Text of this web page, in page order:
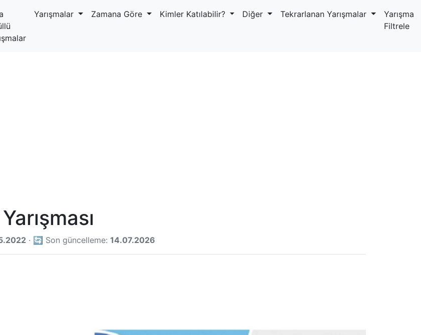
Yarışmalar Zamana Göre Kimler Katılabilir? Diğer Tekrarlanan Yarışmalar
Yarışma
Filtrele
· 🔄 Son güncelleme: 14.07.2026